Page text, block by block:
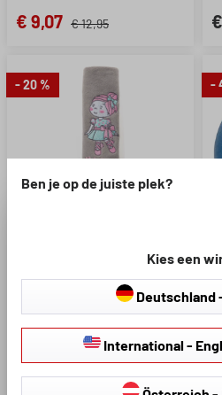
€ 9,07 € 12,95
- 20 %
Gemiddelde waardering van 5
Artikelnummer: 26176
Harnaskussen Balletpop
roze
Aangenaam pluizig zacht
Voorkomt harde indrukken van
-
Ben je op de juiste plek?
Kies een
Deutschland
International -